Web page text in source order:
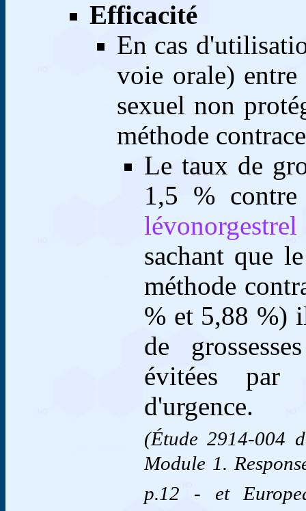
Efficacité
En cas
voie orale)
sexuel non
méthode
Le taux de
1,5 %
lévonorgestrel
sachant que
méthode
% et 5,88 %)
de
évitées par
d'urgence.
(Étude 2914-004
Module 1.
p.12 - et